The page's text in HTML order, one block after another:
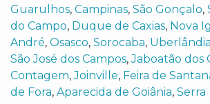
Guarulhos, Campinas, São Gonçalo,
do Campo, Duque de Caxias, Nova
André, Osasco, Sorocaba, Uberlândia
São José dos Campos,Jaboatão dos
Contagem,Joinville, Feira de
de Fora, Aparecida de Goiânia, Serra